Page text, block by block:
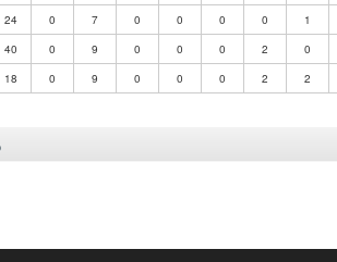
24 0 7 0 0 0 0 1
40 0 9 0 0 0 2 0
18 0 9 0 0 0 2 2